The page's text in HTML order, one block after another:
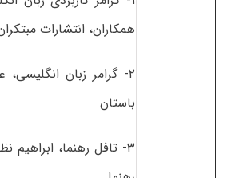
همکاران، انتشارات
۲- گرامر زبان انگلیسی،
باستان
۳- تافل رهنما، ابراهیم